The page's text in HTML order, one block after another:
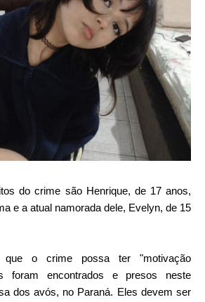
do crime são Henrique, de 17 anos,
e a atual namorada dele, Evelyn, de 15
que o crime possa ter "motivação
foram encontrados e presos neste
dos avós, no Paraná. Eles devem ser